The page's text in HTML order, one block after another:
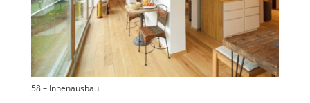
58 – Innenausbau